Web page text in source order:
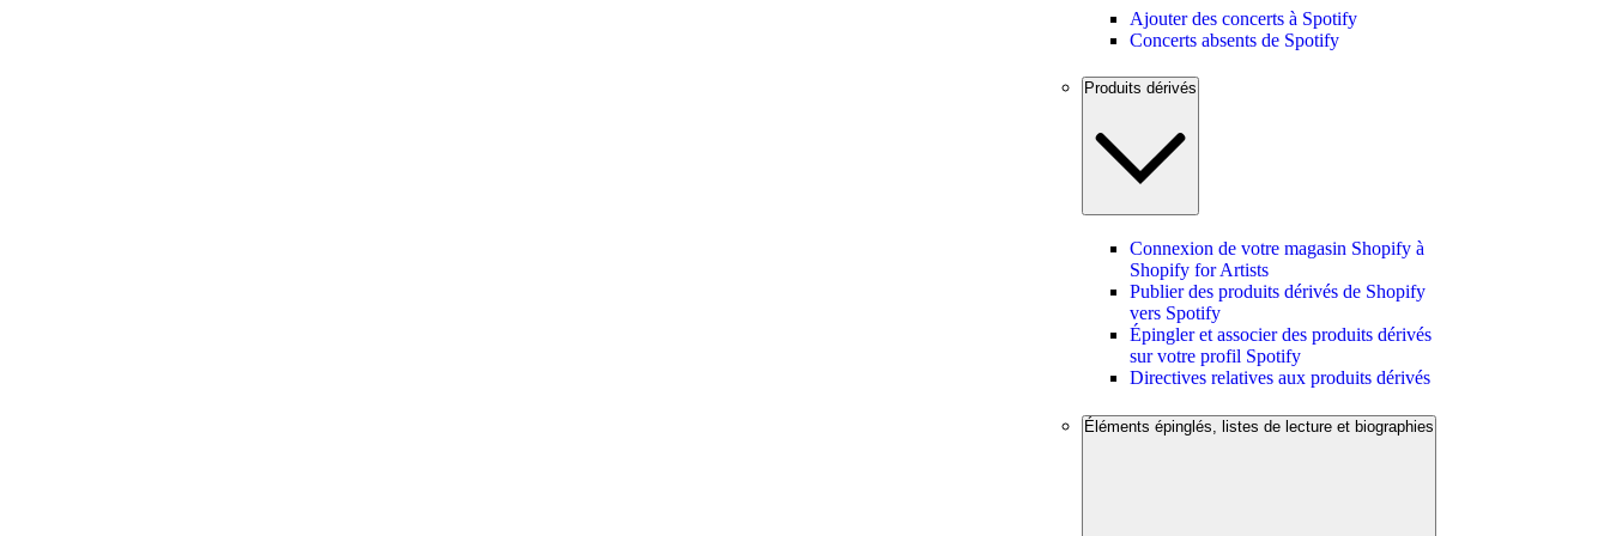
Ajouter des concerts à Spotify
Concerts absents de Spotify
Produits dérivés
Connexion de votre magasin Shopify à
Shopify for Artists
Publier des produits dérivés de Shopify
vers Spotify
Épingler et associer des produits dérivés
sur votre profil Spotify
Directives relatives aux produits dérivés
Éléments épinglés, listes de lecture et biographies